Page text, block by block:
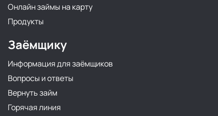
Онлайн займы на карту
Продукты
Заёмщику
Информация для заёмщиков
Вопросы и ответы
Вернуть займ
Горячая линия